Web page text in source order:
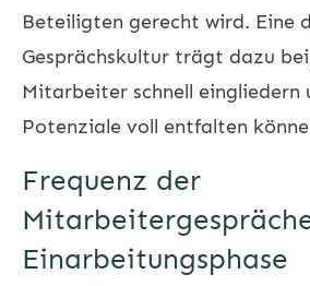
Beteiligten gerecht wird. Eine
Gesprächskultur trägt dazu
Mitarbeiter schnell eingliedern
Potenziale voll entfalten
Frequenz der
Einarbeitungsphase